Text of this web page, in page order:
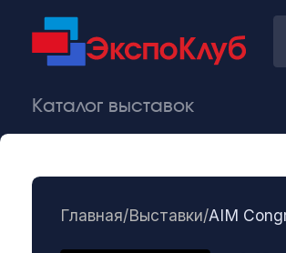
Каталог выставок
Главная/Выставки/AIM